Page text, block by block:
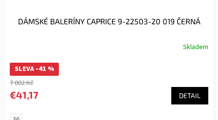
DÁMSKÉ BALERÍNY CAPRICE 9-22503-20 019 ČERNÁ
Skladem
SLEVA -41 %
7 002 Kč
€41,17 DETAIL